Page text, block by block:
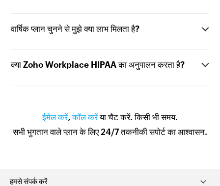
वार्षिक प्लान चुनने से मुझे क्या लाभ मिलता है?
क्या Zoho Workplace HIPAA का अनुपालन करता है?
ईमेल करें,कॉल करेंया चैट करें. किसी भी समय.
सभी भुगतान वाले प्लान के लिए 24/7 तकनीकी सपोर्ट का आश्वासन.
हमसे संपर्क करें